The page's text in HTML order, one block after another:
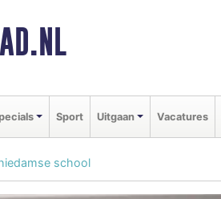
Sport Uitgaan Vacatures
school